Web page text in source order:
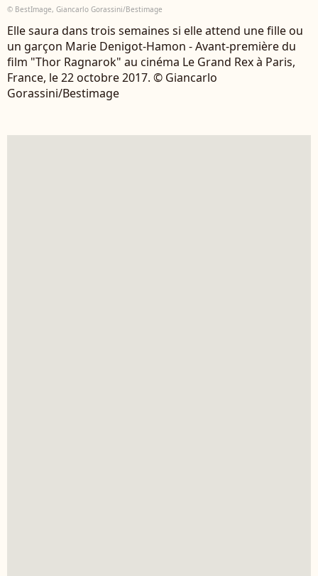
© BestImage, Giancarlo Gorassini/Bestimage
Elle saura dans trois semaines si elle attend une fille ou
un garçon Marie Denigot-Hamon - Avant-première du
film "Thor Ragnarok" au cinéma Le Grand Rex à Paris,
France, le 22 octobre 2017. © Giancarlo
Gorassini/Bestimage